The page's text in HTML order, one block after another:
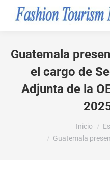
Guatemala
el cargo de
Adjunta de la
Inicio
Guatemala